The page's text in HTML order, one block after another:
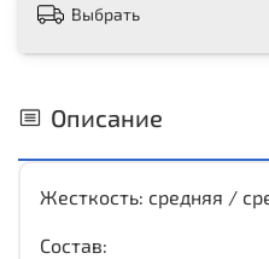
Выбрать
Описание
Жесткость: средняя /
Состав: